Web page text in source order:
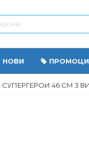
НОВИ
46 СМ 3